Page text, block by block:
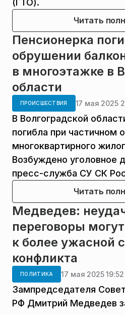
(ГТО).
Читать
Пенсионерка
обрушении
в многоэтажке в
области
ПРОИСШЕСТВИЯ 17 мая 2025
В Волгоградской
погибла при частичном
многоквартирного
Возбуждено уголовное
пресс-служба СУ СК
Читать
Медведев:
переговоры
к более ужасной
конфликта
ПОЛИТИКА 17 мая 2025 19:52
Зампредседателя
РФ Дмитрий Медведев